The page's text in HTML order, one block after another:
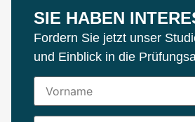
SIE HABEN
Fordern Sie jetzt unser
und Einblick in die